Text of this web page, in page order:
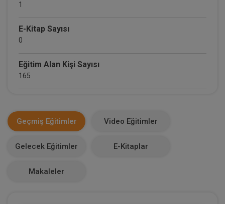
1
E-Kitap Sayısı
0
Eğitim Alan Kişi Sayısı
165
0
0
Geçmiş Eğitimler Video Eğitimler
Gelecek Eğitimler E-Kitaplar
Makaleler